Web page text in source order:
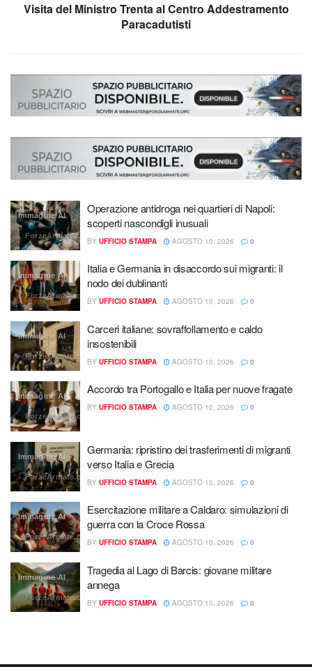
Visita del Ministro Trenta al Centro Addestramento
Paracadutisti
Immagine AI
ForzeArmate.org
Operazione antidroga nei quartieri di Napoli:
scoperti nascondigli inusuali
BY UFFICIO STAMPA AGOSTO 10, 2026 0
Immagine AI
ForzeArmate.org
Italia e Germania in disaccordo sui migranti: il
nodo dei dublinanti
BY UFFICIO STAMPA AGOSTO 10, 2026 0
Immagine AI
ForzeArmate.org
Carceri italiane: sovraffollamento e caldo
insostenibili
BY UFFICIO STAMPA AGOSTO 10, 2026 0
Immagine AI
ForzeArmate.org
Accordo tra Portogallo e Italia per nuove fragate
BY UFFICIO STAMPA AGOSTO 10, 2026 0
Immagine AI
ForzeArmate.org
Germania: ripristino dei trasferimenti di migranti
verso Italia e Grecia
BY UFFICIO STAMPA AGOSTO 10, 2026 0
Immagine AI
ForzeArmate.org
Esercitazione militare a Caldaro: simulazioni di
guerra con la Croce Rossa
BY UFFICIO STAMPA AGOSTO 10, 2026 0
Immagine AI
ForzeArmate.org
Tragedia al Lago di Barcis: giovane militare
annega
BY UFFICIO STAMPA AGOSTO 10, 2026 0